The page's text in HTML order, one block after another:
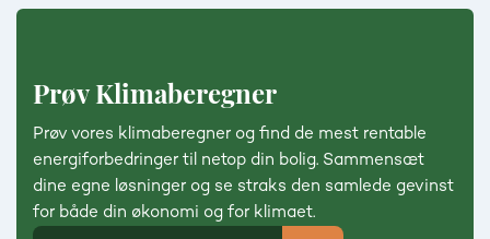
Prøv Klimaberegner
Prøv vores klimaberegner og find de mest rentable
energiforbedringer til netop din bolig. Sammensæt
dine egne løsninger og se straks den samlede gevinst
for både din økonomi og for klimaet.